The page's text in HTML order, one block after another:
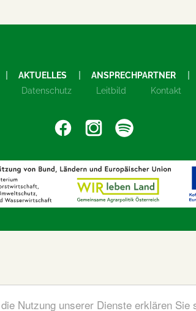
Nutzung unserer Dienste erklären
AKTUELLES ANSPRECHPARTNER
Datenschutz Leitbild Kontakt